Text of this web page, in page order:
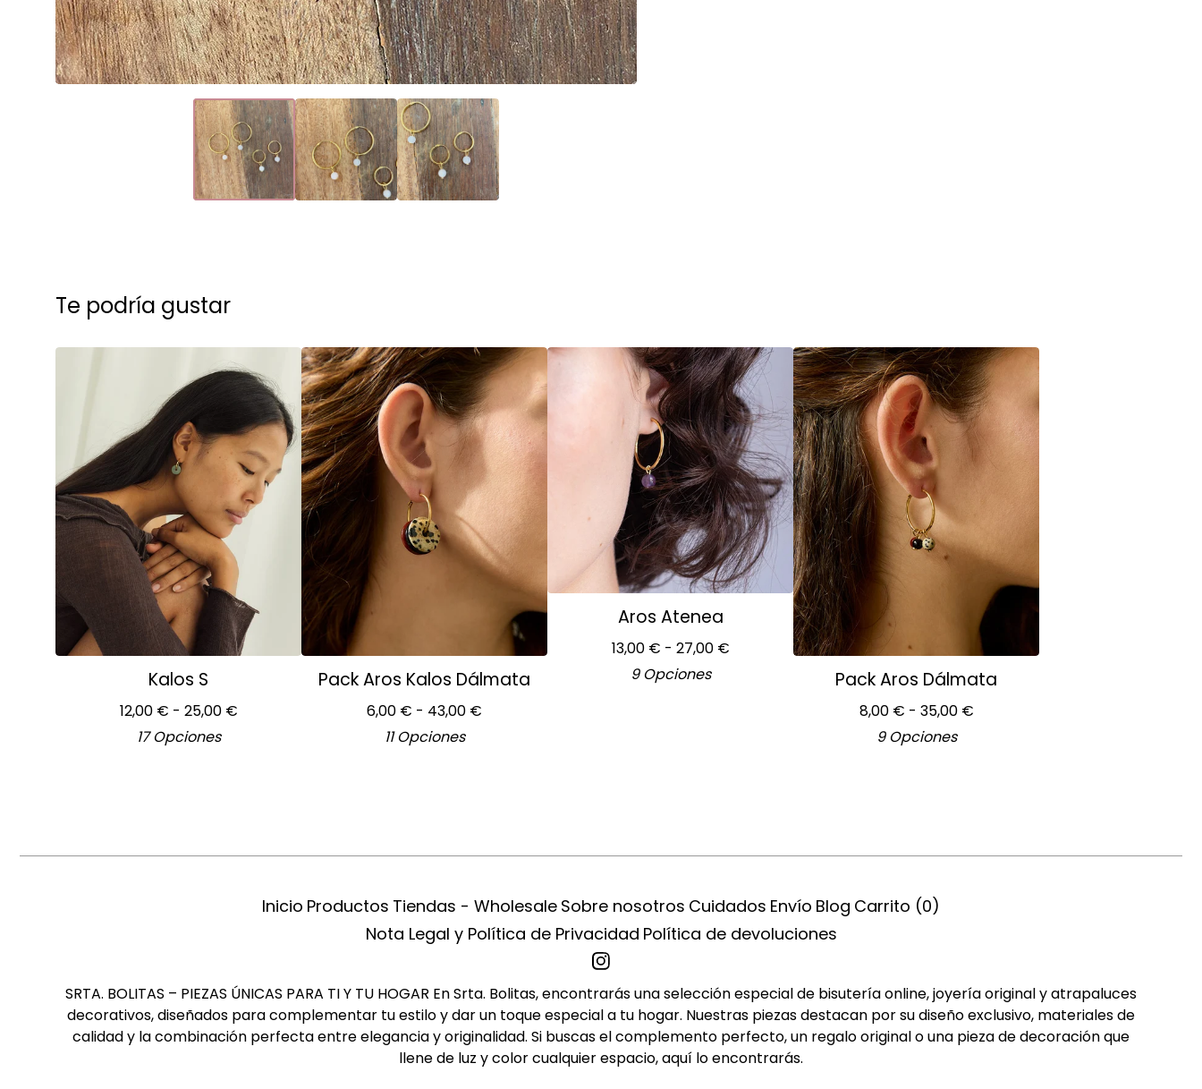
Te podría gustar
Kalos S
12,00 € - 25,00 €
17 Opciones
Pack Aros Kalos Dálmata
6,00 € - 43,00 €
11 Opciones
Aros Atenea
13,00 € - 27,00 €
9 Opciones
Pack Aros Dálmata
8,00 € - 35,00 €
9 Opciones
Inicio Productos Tiendas - Wholesale Sobre nosotros Cuidados Envío Blog Carrito (0)
Nota Legal y Política de Privacidad Política de devoluciones
SRTA. BOLITAS – PIEZAS ÚNICAS PARA TI Y TU HOGAR En Srta. Bolitas, encontrarás una selección especial de bisutería online, joyería original y atrapaluces
decorativos, diseñados para complementar tu estilo y dar un toque especial a tu hogar. Nuestras piezas destacan por su diseño exclusivo, materiales de
calidad y la combinación perfecta entre elegancia y originalidad. Si buscas el complemento perfecto, un regalo original o una pieza de decoración que
llene de luz y color cualquier espacio, aquí lo encontrarás.